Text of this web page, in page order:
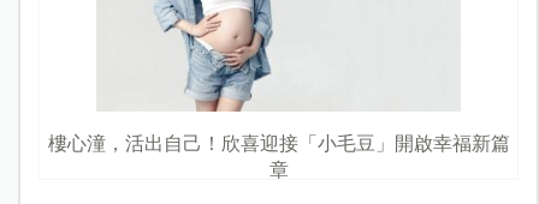
樓心潼，活出自己！欣喜迎接「小毛豆」開啟幸福新篇
章